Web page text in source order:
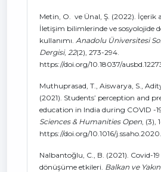
Metin, O. ve Ünal, Ş. (2022). İçerik
İletişim bilimlerinde ve sosyolojide
kullanımı. Anadolu Üniversitesi
Dergisi, 22(2), 273-294.
https://doi.org/10.18037/
Muthuprasad, T., Aiswarya, S.,
(2021). Students’ perception and
education in India during COVID -
Sciences & Humanities Open, (3),
https://doi.org/10.1016/
Nalbantoğlu, C., B. (2021). Covid-
dönüşüme etkileri. Balkan ve